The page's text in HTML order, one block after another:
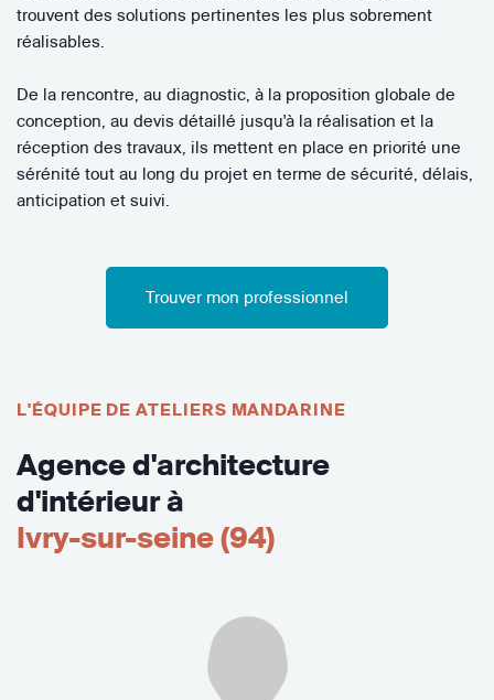
trouvent des solutions pertinentes les plus sobrement
réalisables.
De la rencontre, au diagnostic, à la proposition globale de
conception, au devis détaillé jusqu'à la réalisation et la
réception des travaux, ils mettent en place en priorité une
sérénité tout au long du projet en terme de sécurité, délais,
anticipation et suivi.
Trouver mon professionnel
L'ÉQUIPE DE ATELIERS MANDARINE
Agence d'architecture
d'intérieur à
Ivry-sur-seine (94)